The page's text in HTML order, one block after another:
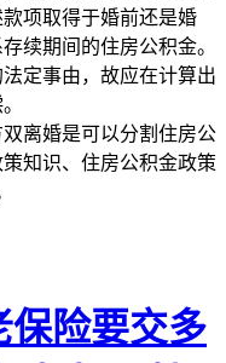
项取得于婚前还是婚
续期间的住房公积金。
定事由，故应在计算出
离婚是可以分割住房公
知识、住房公积金政策
保险要交多